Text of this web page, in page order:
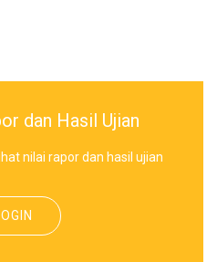
dan Hasil Ujian
nilai rapor dan hasil ujian